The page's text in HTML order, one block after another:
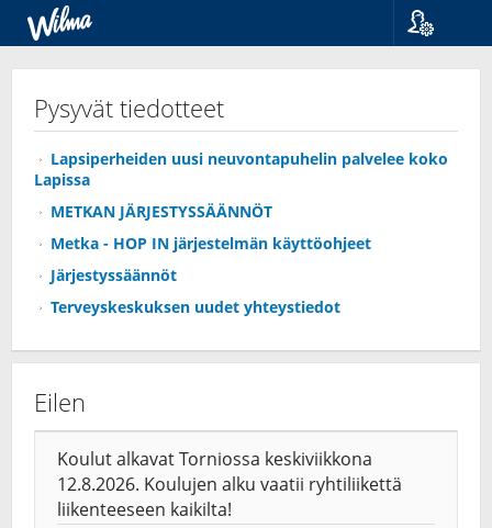
Pysyvät tiedotteet
Lapsiperheiden uusi neuvontapuhelin palvelee koko
Lapissa
METKAN JÄRJESTYSSÄÄNNÖT
Metka - HOP IN järjestelmän käyttöohjeet
Järjestyssäännöt
Terveyskeskuksen uudet yhteystiedot
Eilen
Koulut alkavat Torniossa keskiviikkona
12.8.2026. Koulujen alku vaatii ryhtiliikettä
liikenteeseen kaikilta!